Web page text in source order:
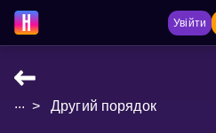
Увійти
НАВЧАЛЬНІ МАТЕРІАЛИ
... > Другий порядок